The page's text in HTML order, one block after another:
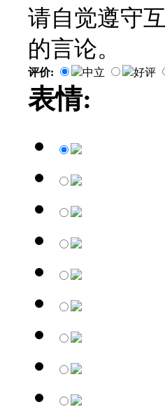
请自觉遵守
的言论。
评价: 中立 好评
表情: